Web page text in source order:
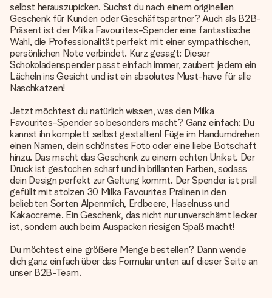
selbst herauszupicken. Suchst du nach einem originellen
Geschenk für Kunden oder Geschäftspartner? Auch als B2B-
Präsent ist der Milka Favourites-Spender eine fantastische
Wahl, die Professionalität perfekt mit einer sympathischen,
persönlichen Note verbindet. Kurz gesagt: Dieser
Schokoladenspender passt einfach immer, zaubert jedem ein
Lächeln ins Gesicht und ist ein absolutes Must-have für alle
Naschkatzen!
Jetzt möchtest du natürlich wissen, was den Milka
Favourites-Spender so besonders macht? Ganz einfach: Du
kannst ihn komplett selbst gestalten! Füge im Handumdrehen
einen Namen, dein schönstes Foto oder eine liebe Botschaft
hinzu. Das macht das Geschenk zu einem echten Unikat. Der
Druck ist gestochen scharf und in brillanten Farben, sodass
dein Design perfekt zur Geltung kommt. Der Spender ist prall
gefüllt mit stolzen 30 Milka Favourites Pralinen in den
beliebten Sorten Alpenmilch, Erdbeere, Haselnuss und
Kakaocreme. Ein Geschenk, das nicht nur unverschämt lecker
ist, sondern auch beim Auspacken riesigen Spaß macht!
Du möchtest eine größere Menge bestellen? Dann wende
dich ganz einfach über das Formular unten auf dieser Seite an
unser B2B-Team.